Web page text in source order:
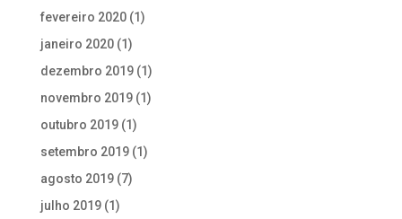
fevereiro 2020(1)
janeiro 2020(1)
dezembro 2019(1)
novembro 2019(1)
outubro 2019(1)
setembro 2019(1)
agosto 2019(7)
julho 2019(1)